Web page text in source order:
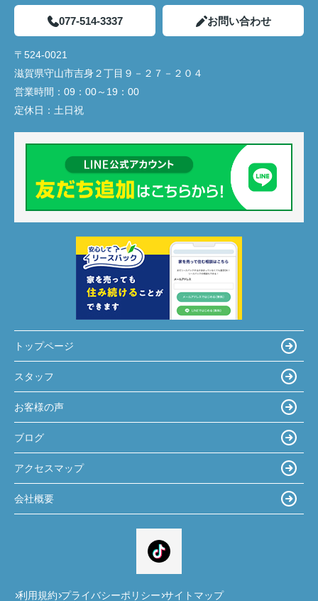
077-514-3337 お問い合わせ
〒524-0021
滋賀県守山市吉身２丁目９－２７－２０４
営業時間： 09：00～19：00
定休日： 土日祝
トップページ
スタッフ
お客様の声
ブログ
アクセスマップ
会社概要
利用規約 プライバシーポリシー サイトマップ